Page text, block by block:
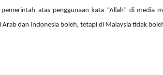
atas penggunaan kata “Allah” di media
dan Indonesia boleh, tetapi di Malaysia tidak